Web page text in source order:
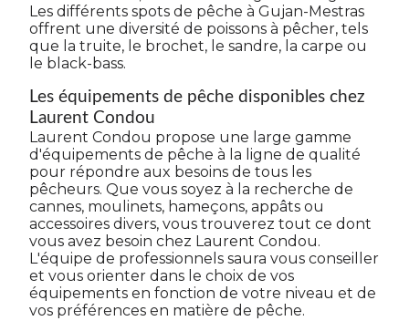
Les différents spots de pêche à Gujan-Mestras
offrent une diversité de poissons à pêcher, tels
que la truite, le brochet, le sandre, la carpe ou
le black-bass.
Les équipements de pêche disponibles chez
Laurent Condou
Laurent Condou propose une large gamme
d'équipements de pêche à la ligne de qualité
pour répondre aux besoins de tous les
pêcheurs. Que vous soyez à la recherche de
cannes, moulinets, hameçons, appâts ou
accessoires divers, vous trouverez tout ce dont
vous avez besoin chez Laurent Condou.
L'équipe de professionnels saura vous conseiller
et vous orienter dans le choix de vos
équipements en fonction de votre niveau et de
vos préférences en matière de pêche.